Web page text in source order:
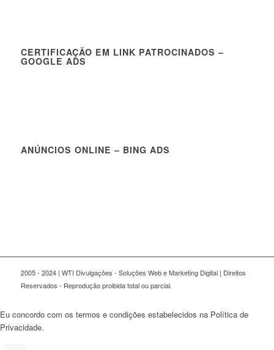
CERTIFICAÇÃO EM LINK PATROCINADOS –
GOOGLE ADS
ANÚNCIOS ONLINE – BING ADS
2005 - 2024 | WTI Divulgações - Soluções Web e Marketing Digital | Direitos
Reservados - Reprodução proibida total ou parcial.
Eu concordo com os termos e condições estabelecidos na Política de
Privacidade.